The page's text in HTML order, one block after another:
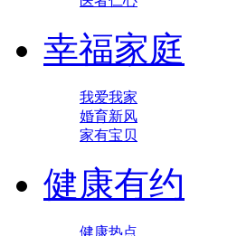
幸福家庭
我爱我家
婚育新风
家有宝贝
健康有约
健康热点